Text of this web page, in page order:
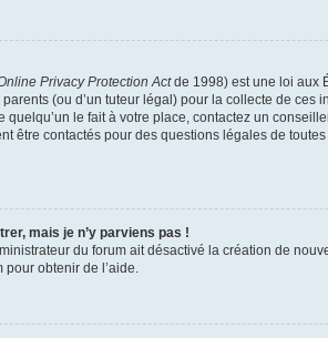
Privacy Protection Actde 1998) est une loi aux
(ou d’un tuteur légal) pour la collecte de ces
quelqu’un le fait à votre place, contactez un
être contactés pour des questions légales de
mais je n’y parviens pas !
du forum ait désactivé la création de
obtenir de l’aide.